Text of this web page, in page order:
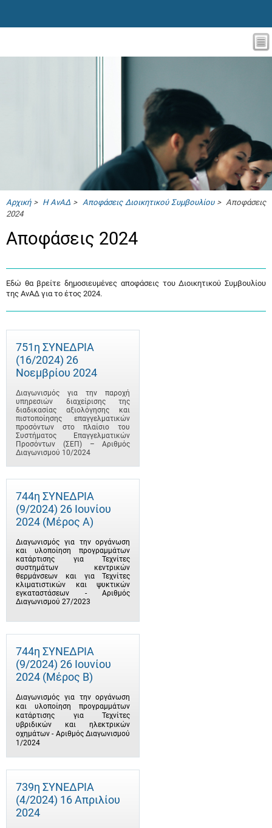
Αρχική> Η ΑνΑΔ > Αποφάσεις Διοικητικού Συμβουλίου> Αποφάσεις
2024
Αποφάσεις 2024
Εδώ θα βρείτε δημοσιευμένες αποφάσεις του Διοικητικού Συμβουλίου
της ΑνΑΔ για το έτος 2024.
751η ΣΥΝΕΔΡΙΑ
(16/2024) 26
Νοεμβρίου 2024
Διαγωνισμός για την παροχή
υπηρεσιών διαχείρισης της
διαδικασίας αξιολόγησης και
πιστοποίησης επαγγελματικών
προσόντων στο πλαίσιο του
Συστήματος Επαγγελματικών
Προσόντων (ΣΕΠ) – Αριθμός
Διαγωνισμού 10/2024
744η ΣΥΝΕΔΡΙΑ
(9/2024) 26 Ιουνίου
2024 (Μέρος Α)
Διαγωνισμός για την οργάνωση
και υλοποίηση προγραμμάτων
κατάρτισης για Τεχνίτες
συστημάτων κεντρικών
θερμάνσεων και για Τεχνίτες
κλιματιστικών και ψυκτικών
εγκαταστάσεων - Αριθμός
Διαγωνισμού 27/2023
744η ΣΥΝΕΔΡΙΑ
(9/2024) 26 Ιουνίου
2024 (Μέρος Β)
Διαγωνισμός για την οργάνωση
και υλοποίηση προγραμμάτων
κατάρτισης για Τεχνίτες
υβριδικών και ηλεκτρικών
οχημάτων - Αριθμός Διαγωνισμού
1/2024
739η ΣΥΝΕΔΡΙΑ
(4/2024) 16 Απριλίου
2024